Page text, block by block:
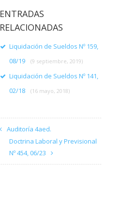
ENTRADAS
RELACIONADAS
Liquidación de Sueldos Nº 159,
08/19
(9 septiembre, 2019)
Liquidación de Sueldos Nº 141,
02/18
(16 mayo, 2018)
Auditoría 4aed.
Doctrina Laboral y Previsional
Nº 454, 06/23